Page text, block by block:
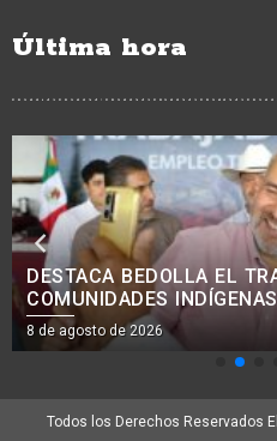
Última hora
AVANZA MODERNIZACIÓN
INDÍGENAS, CON
ROGELIO ZARAZÚA.<BR>
8 de agosto de 2026
Todos los Derechos Reservados